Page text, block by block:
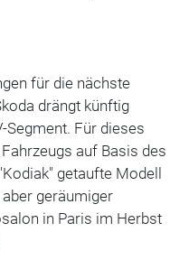
für die nächste
drängt künftig
Segment. Für dieses
auf Basis des
getaufte Modell
geräumiger
in Paris im Herbst